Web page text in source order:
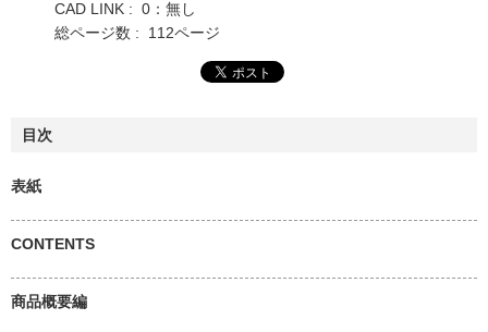
CAD LINK : 0：無し
総ページ数 : 112ページ
目次
表紙
CONTENTS
商品概要編